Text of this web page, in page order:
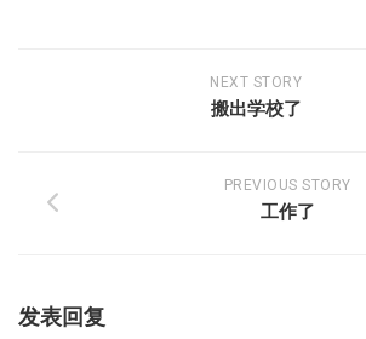
NEXT STORY
搬出学校了
PREVIOUS STORY
工作了
发表回复